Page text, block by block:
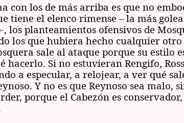
con los de más arriba es que no
tiene el elenco rimense – la más
, los planteamientos ofensivos de
los que hubiera hecho cualquier
sale al ataque porque su estilo
hacerlo. Si no estuvieran Rengifo,
a especular, a relojear, a ver qué
Y no es que Reynoso sea malo,
porque el Cabezón es